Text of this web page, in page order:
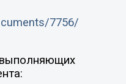
7756/